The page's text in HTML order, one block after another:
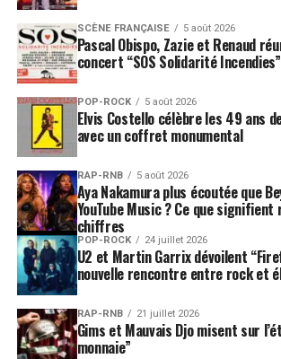
SCÈNE FRANÇAISE 5 août 2026
Pascal Obispo, Zazie et Renaud
concert “SOS Solidarité
POP-ROCK 5 août 2026
Elvis Costello célèbre les 49 ans
avec un coffret monumental
RAP-RNB 5 août 2026
Aya Nakamura plus écoutée que
YouTube Music ? Ce que
chiffres
POP-ROCK 24 juillet 2026
U2 et Martin Garrix dévoilent
nouvelle rencontre entre rock et
RAP-RNB 21 juillet 2026
Gims et Mauvais Djo misent sur
monnaie”